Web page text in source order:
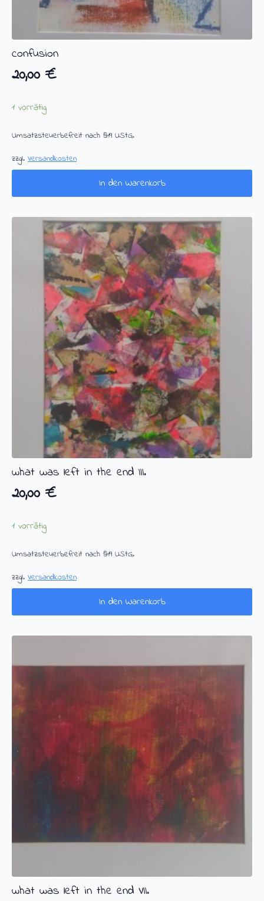
confusion
20,00 €
1 vorrätig
Umsatzsteuerbefreit nach §19 UStG.
zzgl. Versandkosten
In den Warenkorb
what was left in the end III.
20,00 €
1 vorrätig
Umsatzsteuerbefreit nach §19 UStG.
zzgl. Versandkosten
In den Warenkorb
what was left in the end VII.